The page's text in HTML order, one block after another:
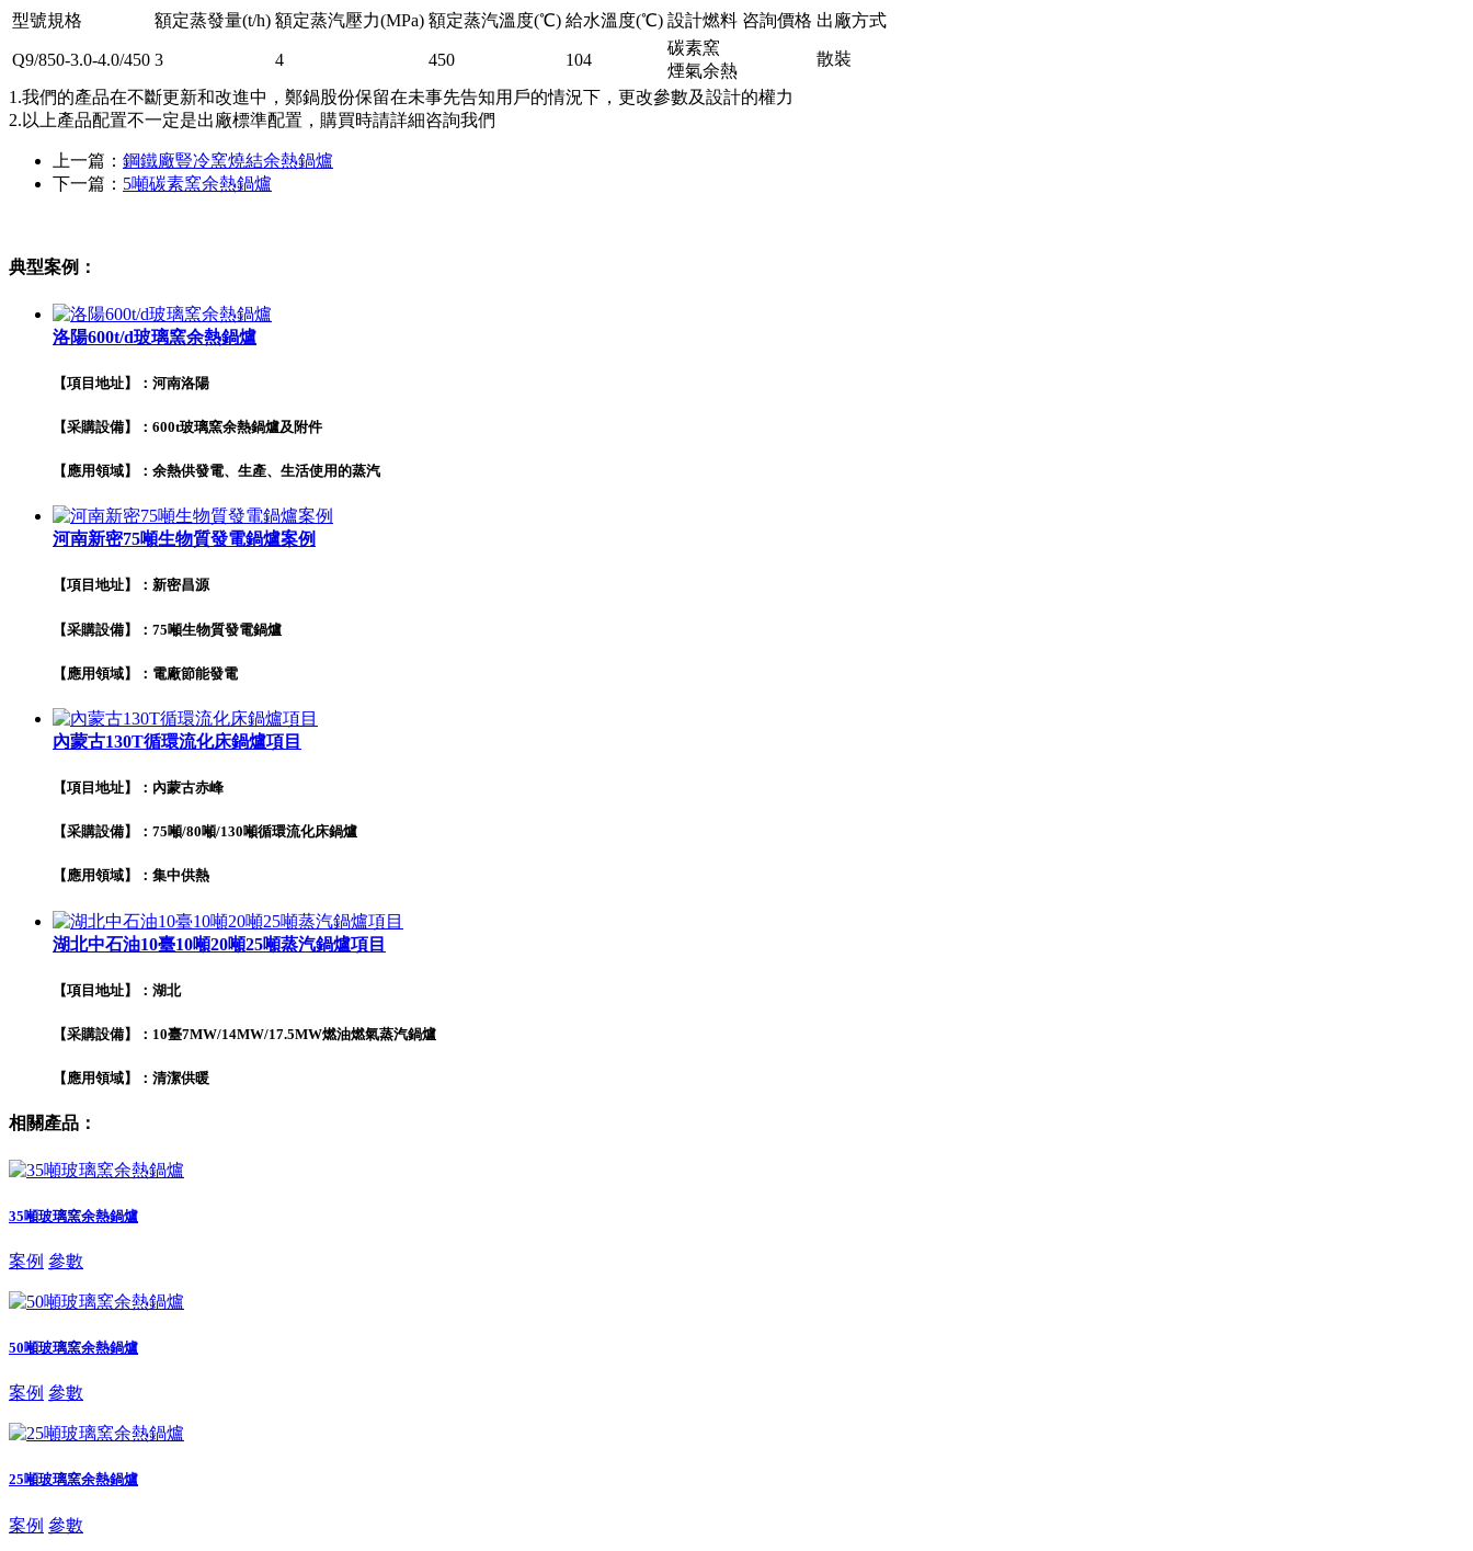
型號規格 額定蒸發量(t/h) 額定蒸汽壓力(MPa) 額定蒸汽溫度(℃) 給水溫度(℃) 設計燃料 咨詢價格 出廠方式
Q9/850-3.0-4.0/450 3 4 450 104
碳素窯
煙氣余熱
散裝
1.我們的產品在不斷更新和改進中，鄭鍋股份保留在未事先告知用戶的情況下，更改參數及設計的權力
2.以上產品配置不一定是出廠標準配置，購買時請詳細咨詢我們
上一篇： 鋼鐵廠豎冷窯燒結余熱鍋爐
下一篇： 5噸碳素窯余熱鍋爐
典型案例：
洛陽600t/d玻璃窯余熱鍋爐
【項目地址】：河南洛陽
【采購設備】：600t玻璃窯余熱鍋爐及附件
【應用領域】：余熱供發電、生產、生活使用的蒸汽
河南新密75噸生物質發電鍋爐案例
【項目地址】：新密昌源
【采購設備】：75噸生物質發電鍋爐
【應用領域】：電廠節能發電
內蒙古130T循環流化床鍋爐項目
【項目地址】：內蒙古赤峰
【采購設備】：75噸/80噸/130噸循環流化床鍋爐
【應用領域】：集中供熱
湖北中石油10臺10噸20噸25噸蒸汽鍋爐項目
【項目地址】：湖北
【采購設備】：10臺7MW/14MW/17.5MW燃油燃氣蒸汽鍋爐
【應用領域】：清潔供暖
相關產品：
35噸玻璃窯余熱鍋爐
案例 參數
50噸玻璃窯余熱鍋爐
案例 參數
25噸玻璃窯余熱鍋爐
案例 參數